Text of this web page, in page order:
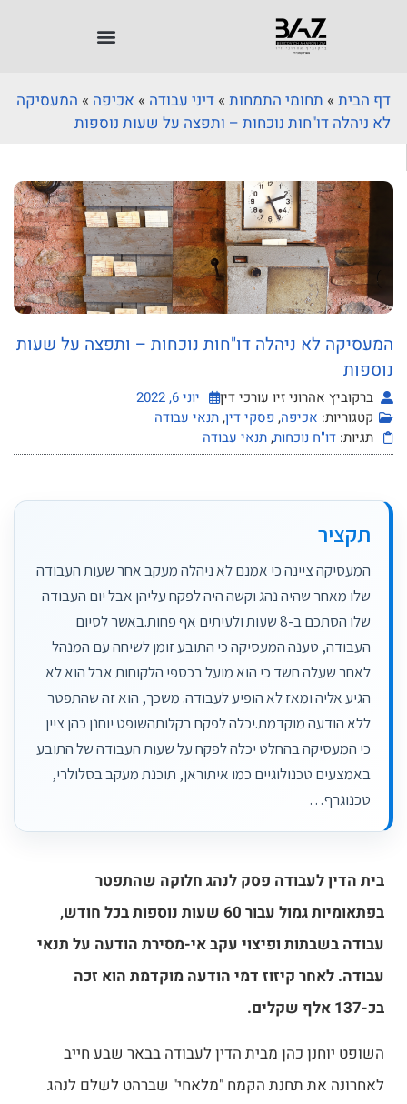
דף הבית » תחומי התמחות » דיני עבודה » אכיפה » המעסיקה
לא ניהלה דו"חות נוכחות – ותפצה על שעות נוספות
המעסיקה לא ניהלה דו"חות נוכחות – ותפצה על שעות
נוספות
ברקוביץ אהרוני זיו עורכי דין
יוני 6, 2022
קטגוריות: אכיפה, פסקי דין,תנאי עבודה
תגיות: דו"ח נוכחות,תנאי עבודה
תקציר
המעסיקה ציינה כי אמנם לא ניהלה מעקב אחר שעות העבודה
שלו מאחר שהיה נהג וקשה היה לפקח עליהן אבל יום העבודה
שלו הסתכם ב-8 שעות ולעיתים אף פחות.באשר לסיום
העבודה, טענה המעסיקה כי התובע זומן לשיחה עם המנהל
לאחר שעלה חשד כי הוא מועל בכספי הלקוחות אבל הוא לא
הגיע אליה ומאז לא הופיע לעבודה. משכך, הוא זה שהתפטר
ללא הודעה מוקדמת.יכלה לפקח בקלותהשופט יוחנן כהן ציין
כי המעסיקה בהחלט יכלה לפקח על שעות העבודה של התובע
באמצעים טכנולוגיים כמו איתוראן, תוכנת מעקב בסלולרי,
טכנוגרף…
בית הדין לעבודה פסק לנהג חלוקה שהתפטר
בפתאומיות גמול עבור 60 שעות נוספות בכל חודש,
עבודה בשבתות ופיצוי עקב אי-מסירת הודעה על תנאי
עבודה. לאחר קיזוז דמי הודעה מוקדמת הוא זכה
בכ-137 אלף שקלים.
השופט יוחנן כהן מבית הדין לעבודה בבאר שבע חייב
לאחרונה את תחנת הקמח "מלאחי" שברהט לשלם לנהג